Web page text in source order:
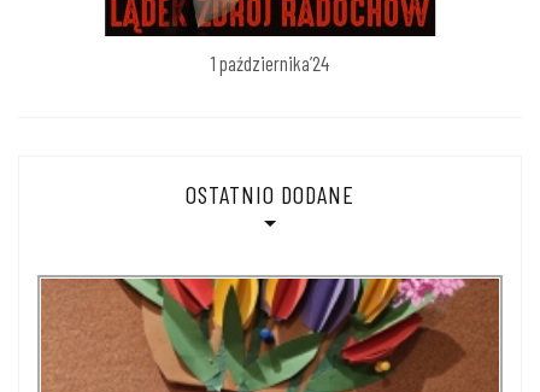
1 października’24
OSTATNIO DODANE